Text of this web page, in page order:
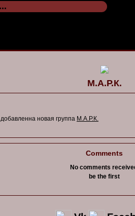
М.А.Р.К.
добавленна новая группа М.А.Р.К.
Comments
No comments
be the first